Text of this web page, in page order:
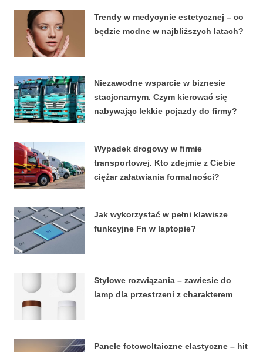
Trendy w medycynie estetycznej – co
będzie modne w najbliższych latach?
Niezawodne wsparcie w biznesie
stacjonarnym. Czym kierować się
nabywając lekkie pojazdy do firmy?
Wypadek drogowy w firmie
transportowej. Kto zdejmie z Ciebie
ciężar załatwiania formalności?
Jak wykorzystać w pełni klawisze
funkcyjne Fn w laptopie?
Stylowe rozwiązania – zawiesie do
lamp dla przestrzeni z charakterem
Panele fotowoltaiczne elastyczne – hit